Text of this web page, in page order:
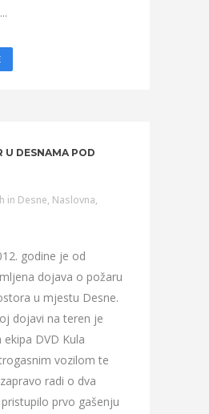
U DESNAMA POD
in Desne, Naslovna,
godine je od
dojava o požaru
u mjestu Desne.
dojavi na teren je
ekipa DVD Kula
vozilom te
radi o dva
prvo gašenju